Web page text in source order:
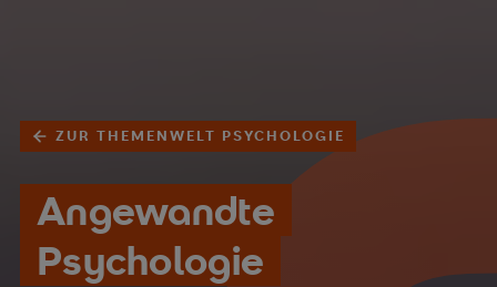
ZUR THEMENWELT PSYCHOLOGIE
Angewandte
Psychologie